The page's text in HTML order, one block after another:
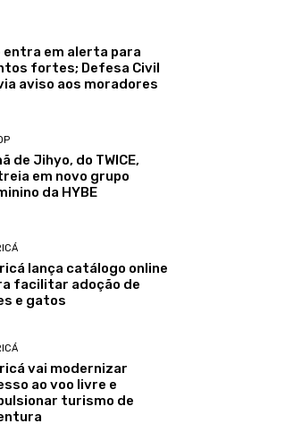
entra em alerta para
fortes; Defesa Civil
aviso aos moradores
de Jihyo, do TWICE,
em novo grupo
da HYBE
lança catálogo online
facilitar adoção de
e gatos
vai modernizar
ao voo livre e
turismo de